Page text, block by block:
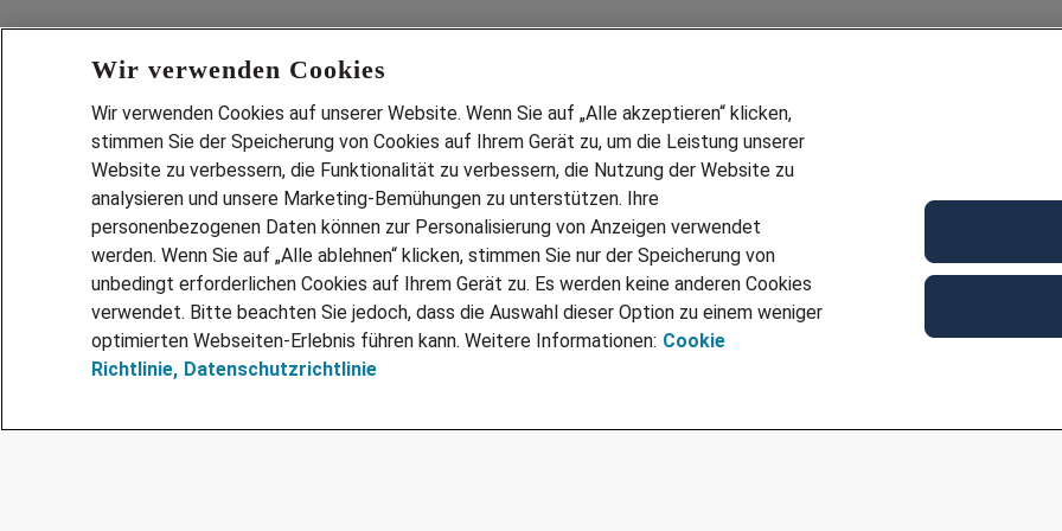
Services
JOBSUCHE
LEBENSLAUF GENERATOR
ZEITARBEIT
PERSONALVERMITTLUNG
PARTNERSHIP WITH AIRBUS
Wir verwenden Cookies
Wir verwenden Cookies auf unserer Website. Wenn Sie auf „Alle akzeptieren“ klicken,
stimmen Sie der Speicherung von Cookies auf Ihrem Gerät zu, um die Leistung unserer
Website zu verbessern, die Funktionalität zu verbessern, die Nutzung der Website zu
analysieren und unsere Marketing-Bemühungen zu unterstützen. Ihre
personenbezogenen Daten können zur Personalisierung von Anzeigen verwendet
werden. Wenn Sie auf „Alle ablehnen“ klicken, stimmen Sie nur der Speicherung von
unbedingt erforderlichen Cookies auf Ihrem Gerät zu. Es werden keine anderen Cookies
verwendet. Bitte beachten Sie jedoch, dass die Auswahl dieser Option zu einem weniger
optimierten Webseiten-Erlebnis führen kann. Weitere Informationen: Cookie
Richtlinie, Datenschutzrichtlinie